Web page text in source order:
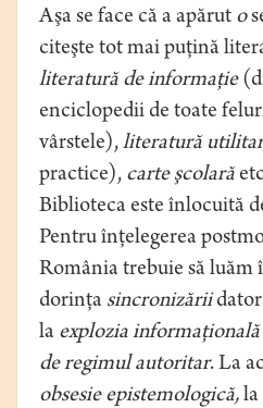
Aşa se face că a apărut o
citeşte tot mai puţină
literatură de informaţie
enciclopedii de toate
vârstele),literatură
practice), carte şcolară
Biblioteca este înlocuită
Pentru înţelegerea
România trebuie să luăm
dorinţa sincronizării
la explozia informaţională
de regimul autoritar. La
obsesie epistemologică,la